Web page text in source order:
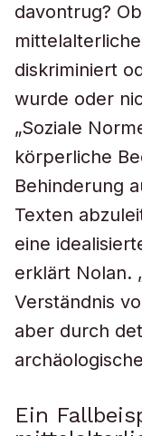
davontrug?
diskriminiert
wurde oder
„Soziale
körperliche
Behinderung
Texten
eine
erklärt Nolan.
Verständnis
aber durch
Ein